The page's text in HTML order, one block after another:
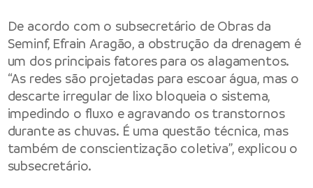
De acordo com o subsecretário de Obras da
Seminf, Efrain Aragão, a obstrução da drenagem é
um dos principais fatores para os alagamentos.
“As redes são projetadas para escoar água, mas o
descarte irregular de lixo bloqueia o sistema,
impedindo o fluxo e agravando os transtornos
durante as chuvas. É uma questão técnica, mas
também de conscientização coletiva”, explicou o
subsecretário.